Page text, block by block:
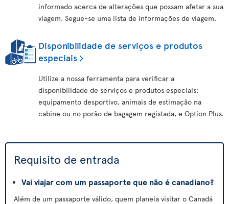
informado acerca de alterações que possam afetar a sua
viagem. Segue-se uma lista de informações de viagem.
Disponibilidade de serviços e produtos
especiais
Utilize a nossa ferramenta para verificar a
disponibilidade de serviços e produtos especiais:
equipamento desportivo, animais de estimação na
cabine ou no porão de bagagem registada, e Option Plus.
Requisito de entrada
Vai viajar com um passaporte que não é canadiano?
Além de um passaporte válido, quem planeia visitar o Canadá